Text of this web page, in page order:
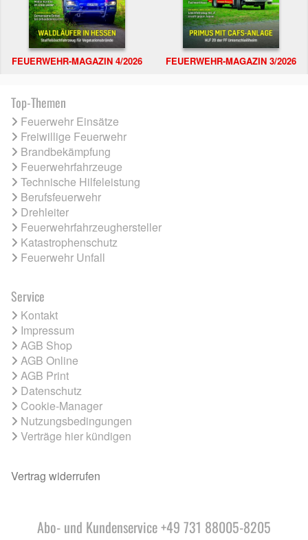
FEUERWEHR-MAGAZIN 4/2026 FEUERWEHR-MAGAZIN 3/2026
Top-Themen
Feuerwehr Einsätze
Freiwillige Feuerwehr
Brandbekämpfung
Feuerwehrfahrzeuge
Technische Hilfeleistung
Berufsfeuerwehr
Drehleiter
Feuerwehrfahrzeughersteller
Katastrophenschutz
Feuerwehr Unfall
Service
Kontakt
Impressum
AGB Shop
AGB Online
AGB Print
Datenschutz
Cookie-Manager
Nutzungsbedingungen
Verträge hier kündigen
Vertrag widerrufen
Abo- und Kundenservice +49 731 88005-8205